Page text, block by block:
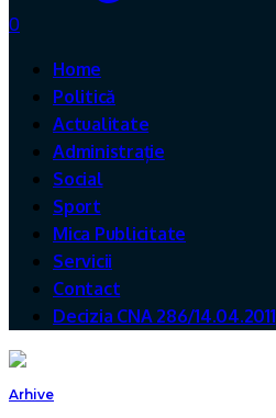
0
Home
Politică
Actualitate
Administrație
Social
Sport
Mica Publicitate
Servicii
Contact
Decizia CNA 286/14.04.2011
Arhive